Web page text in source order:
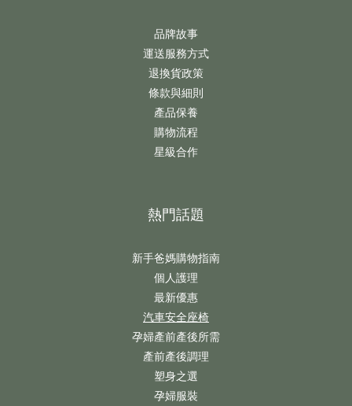
品牌故事
運送服務方式
退換貨政策
條款與細則
產品保養
購物流程
星級合作
熱門話題
新手爸媽購物指南
個人護理
最新優惠
汽車安全座椅
孕婦產前產後所需
產前產後調理
塑身之選
孕婦服裝